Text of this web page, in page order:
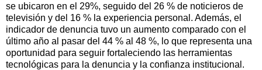
se ubicaron en el 29%, seguido del 26 % de noticieros de
televisión y del 16 % la experiencia personal. Además, el
indicador de denuncia tuvo un aumento comparado con el
último año al pasar del 44 % al 48 %, lo que representa una
oportunidad para seguir fortaleciendo las herramientas
tecnológicas para la denuncia y la confianza institucional.